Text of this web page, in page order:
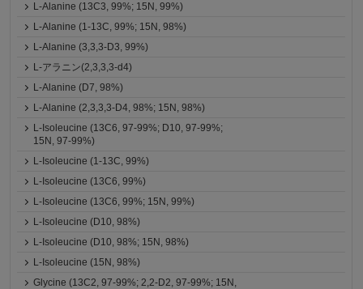
L-Alanine (13C3, 99%; 15N, 99%)
L-Alanine (1-13C, 99%; 15N, 98%)
L-Alanine (3,3,3-D3, 99%)
L-アラニン(2,3,3,3-d4)
L-Alanine (D7, 98%)
L-Alanine (2,3,3,3-D4, 98%; 15N, 98%)
L-Isoleucine (13C6, 97-99%; D10, 97-99%;
15N, 97-99%)
L-Isoleucine (1-13C, 99%)
L-Isoleucine (13C6, 99%)
L-Isoleucine (13C6, 99%; 15N, 99%)
L-Isoleucine (D10, 98%)
L-Isoleucine (D10, 98%; 15N, 98%)
L-Isoleucine (15N, 98%)
Glycine (13C2, 97-99%; 2,2-D2, 97-99%; 15N,